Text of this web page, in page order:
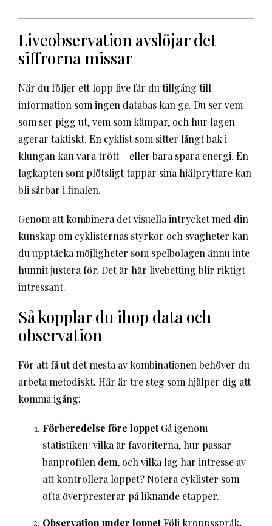
Liveobservation avslöjar det
siffrorna missar
När du följer ett lopp live får du tillgång till
information som ingen databas kan ge. Du ser vem
som ser pigg ut, vem som kämpar, och hur lagen
agerar taktiskt. En cyklist som sitter långt bak i
klungan kan vara trött – eller bara spara energi. En
lagkapten som plötsligt tappar sina hjälpryttare kan
bli sårbar i finalen.
Genom att kombinera det visuella intrycket med din
kunskap om cyklisternas styrkor och svagheter kan
du upptäcka möjligheter som spelbolagen ännu inte
hunnit justera för. Det är här livebetting blir riktigt
intressant.
Så kopplar du ihop data och
observation
För att få ut det mesta av kombinationen behöver du
arbeta metodiskt. Här är tre steg som hjälper dig att
komma igång:
Förberedelse före loppetGå igenom
statistiken: vilka är favoriterna, hur passar
banprofilen dem, och vilka lag har intresse av
att kontrollera loppet? Notera cyklister som
ofta överpresterar på liknande etapper.
Observation under loppetFölj kroppsspråk,